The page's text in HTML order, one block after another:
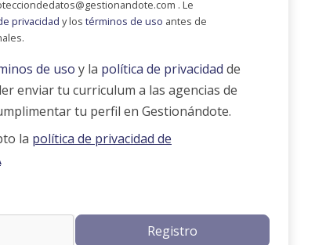
. Le
privacidad y los términos de uso antes de
de uso y la política de privacidad de
enviar tu curriculum a las agencias de
tu perfil en Gestionándote.
la política de privacidad de